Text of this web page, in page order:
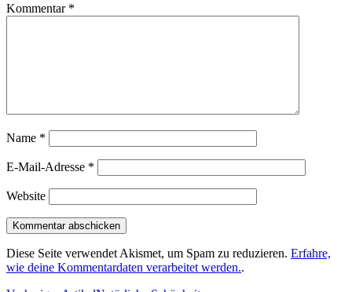
Kommentar *
Name *
E-Mail-Adresse *
Website
Diese Seite verwendet Akismet, um Spam zu reduzieren. Erfahre,
wie deine Kommentardaten verarbeitet werden..